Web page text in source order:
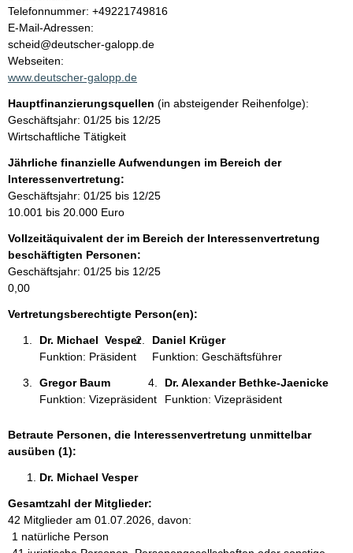
a
l
t
K
o
n
t
a
t
i
n
f
o
r
m
t
i
o
n
e
Telefonnummer: +49221749816
E-Mail-Adressen:
scheid@deutscher-galopp.de
Webseiten:
www.deutscher-galopp.de
Hauptfinanzierungsquellen (in absteigender Reihenfolge):
Geschäftsjahr: 01/25 bis 12/25
Wirtschaftliche Tätigkeit
Jährliche finanzielle Aufwendungen im Bereich der
Interessenvertretung:
Geschäftsjahr: 01/25 bis 12/25
10.001 bis 20.000 Euro
Vollzeitäquivalent der im Bereich der Interessenvertretung
beschäftigten Personen:
Geschäftsjahr: 01/25 bis 12/25
0,00
Vertretungsberechtigte Person(en):
Dr. Michael  Vesper
Funktion: Präsident
Daniel Krüger
Funktion: Geschäftsführer
Gregor Baum
Funktion: Vizepräsident
Dr. Alexander Bethke-Jaenicke
Funktion: Vizepräsident
Betraute Personen, die Interessenvertretung unmittelbar
ausüben (1):
Dr. Michael Vesper
Gesamtzahl der Mitglieder:
42 Mitglieder am 01.07.2026, davon:
1 natürliche Person